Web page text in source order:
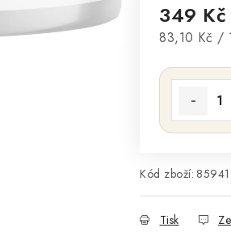
349
Měrná cena:
83,10 Kč /
Kód zboží:
Tisk